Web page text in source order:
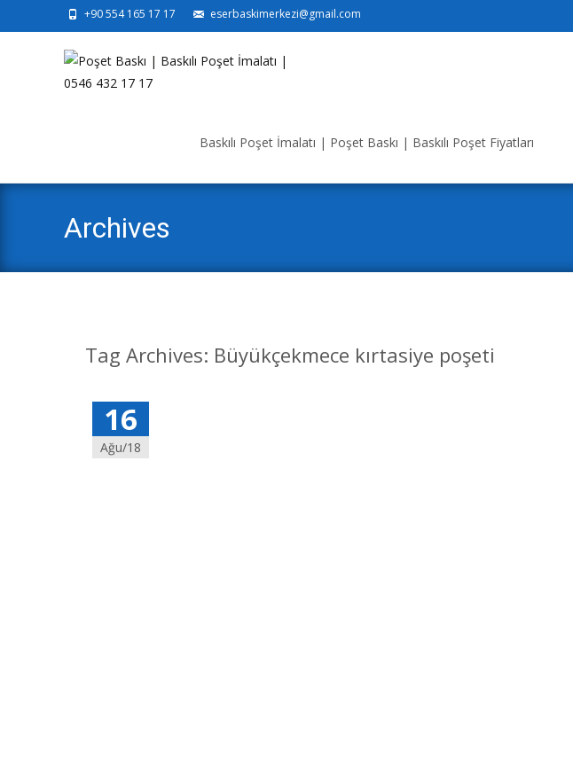
+90 554 165 17 17 eserbaskimerkezi@gmail.com
Baskılı Poşet İmalatı | Poşet Baskı | Baskılı Poşet Fiyatları
Archives
Tag Archives: Büyükçekmece kırtasiye poşeti
16
Ağu/18